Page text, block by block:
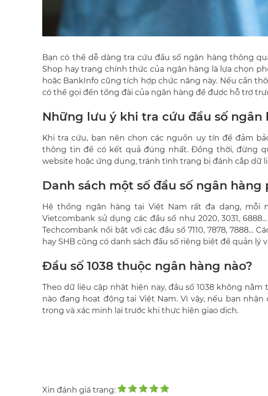
Bạn có thể dễ dàng tra cứu đầu số ngân hàng thông
Shop hay trang chính thức của ngân hàng là lựa chọn
hoặc BankInfo cũng tích hợp chức năng này. Nếu cần
có thể gọi đến tổng đài của ngân hàng để được hỗ trợ
Những lưu ý khi tra cứu đầu số ngân
Khi tra cứu, bạn nên chọn các nguồn uy tín để đảm
thông tin để có kết quả đúng nhất. Đồng thời, đừng
website hoặc ứng dụng, tránh tình trạng bị đánh cắp dữ
Danh sách một số đầu số ngân
Hệ thống ngân hàng tại Việt Nam rất đa dạng, mỗi
Vietcombank sử dụng các đầu số như 2020, 3031,
Techcombank nổi bật với các đầu số 7110, 7878, 7888…
hay SHB cũng có danh sách đầu số riêng biệt để quản lý
Đầu số 1038 thuộc ngân hàng nào?
Theo dữ liệu cập nhật hiện nay, đầu số 1038 không
nào đang hoạt động tại Việt Nam. Vì vậy, nếu bạn
trọng và xác minh lại trước khi thực hiện giao dịch.
Xin đánh giá trang: